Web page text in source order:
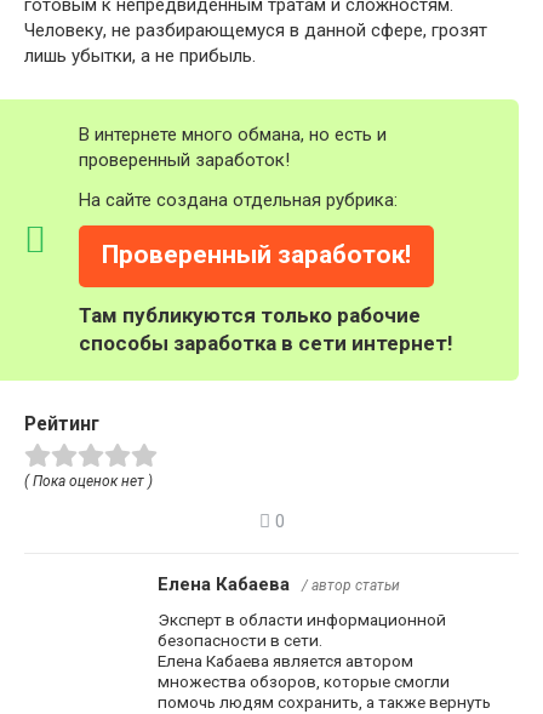
готовым к непредвиденным тратам и сложностям.
Человеку, не разбирающемуся в данной сфере, грозят
лишь убытки, а не прибыль.
В интернете много обмана, но есть и
проверенный заработок!
На сайте создана отдельная рубрика:
Проверенный заработок!
Там публикуются только рабочие
способы заработка в сети интернет!
Рейтинг
( Пока оценок нет )
0
Елена Кабаева / автор статьи
Эксперт в области информационной
безопасности в сети.
Елена Кабаева является автором
множества обзоров, которые смогли
помочь людям сохранить, а также вернуть